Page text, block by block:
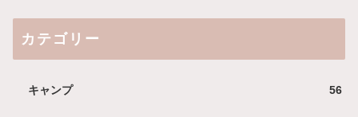
カテゴリー
キャンプ 56